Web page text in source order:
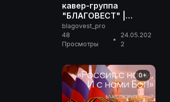
кавер-группа
"БЛАГОВЕСТ" |
ТЕАТР-ПЕСНИ
blagovest_pro
48
Просмотры
•
24.05.202
2
0+